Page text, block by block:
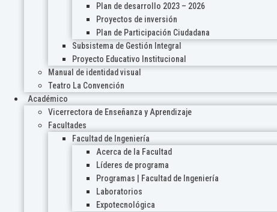
Plan de desarrollo 2023 – 2026
Proyectos de inversión
Plan de Participación Ciudadana
Subsistema de Gestión Integral
Proyecto Educativo Institucional
Manual de identidad visual
Teatro La Convención
Académico
Vicerrectora de Enseñanza y Aprendizaje
Facultades
Facultad de Ingeniería
Acerca de la Facultad
Líderes de programa
Programas | Facultad de Ingeniería
Laboratorios
Expotecnológica